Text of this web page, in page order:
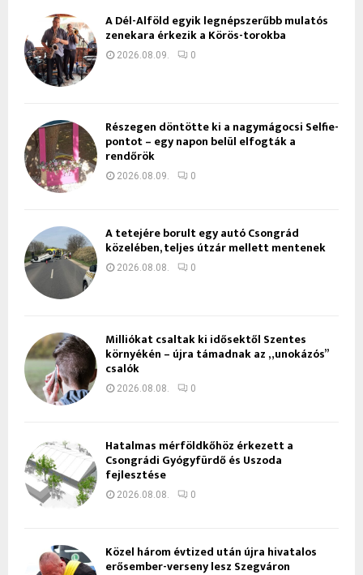
A Dél-Alföld egyik legnépszerűbb mulatós
zenekara érkezik a Körös-torokba
2026.08.09. 0
Részegen döntötte ki a nagymágocsi Selfie-
pontot – egy napon belül elfogták a
rendőrök
2026.08.09. 0
A tetejére borult egy autó Csongrád
közelében, teljes útzár mellett mentenek
2026.08.08. 0
Milliókat csaltak ki idősektől Szentes
környékén – újra támadnak az „unokázós”
csalók
2026.08.08. 0
Hatalmas mérföldkőhöz érkezett a
Csongrádi Gyógyfürdő és Uszoda
fejlesztése
2026.08.08. 0
Közel három évtized után újra hivatalos
erősember-verseny lesz Szegváron